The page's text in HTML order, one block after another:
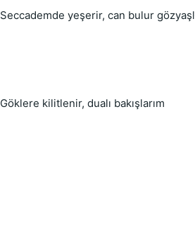
Seccademde yeşerir, can bulur
Göklere kilitlenir, dualı bakışlarım